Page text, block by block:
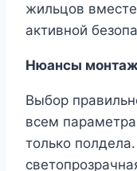
жильцов
активной
Нюансы
Выбор
всем
только